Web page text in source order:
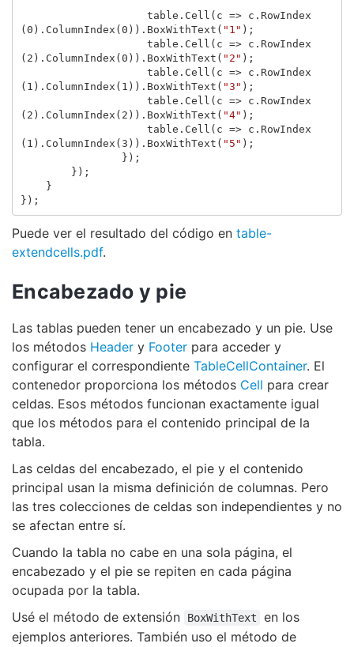
table . Cell ( c => c . RowIndex
( 0 ). ColumnIndex ( 0 )). BoxWithText ( "1" );
table . Cell ( c => c . RowIndex
( 2 ). ColumnIndex ( 0 )). BoxWithText ( "2" );
table . Cell ( c => c . RowIndex
( 1 ). ColumnIndex ( 1 )). BoxWithText ( "3" );
table . Cell ( c => c . RowIndex
( 2 ). ColumnIndex ( 2 )). BoxWithText ( "4" );
table . Cell ( c => c . RowIndex
( 1 ). ColumnIndex ( 3 )). BoxWithText ( "5" );
});
});
}
});
Puede ver el resultado del código en table-
extendcells.pdf.
Encabezado y pie
Las tablas pueden tener un encabezado y un pie. Use
los métodos Header y Footer para acceder y
configurar el correspondiente TableCellContainer. El
contenedor proporciona los métodos Cell para crear
celdas. Esos métodos funcionan exactamente igual
que los métodos para el contenido principal de la
tabla.
Las celdas del encabezado, el pie y el contenido
principal usan la misma definición de columnas. Pero
las tres colecciones de celdas son independientes y no
se afectan entre sí.
Cuando la tabla no cabe en una sola página, el
encabezado y el pie se repiten en cada página
ocupada por la tabla.
Usé el método de extensión
BoxWithText
en los
ejemplos anteriores. También uso el método de